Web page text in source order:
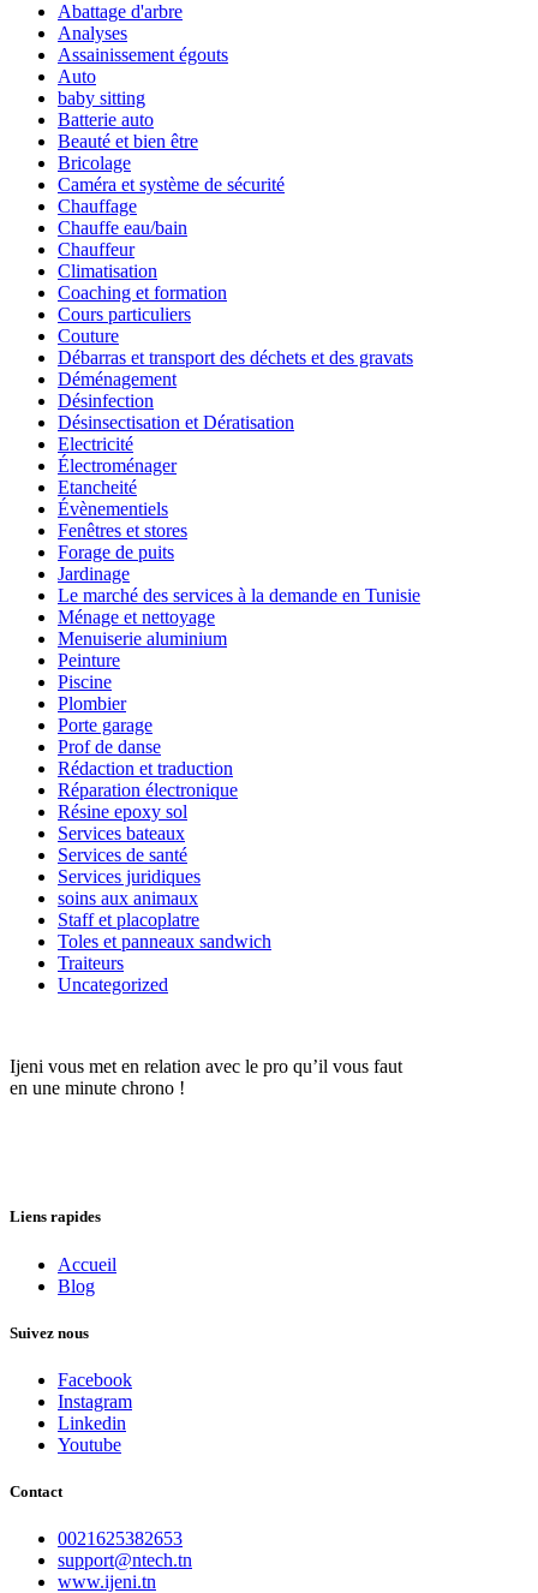
Abattage d'arbre
Analyses
Assainissement égouts
Auto
baby sitting
Batterie auto
Beauté et bien être
Bricolage
Caméra et système de sécurité
Chauffage
Chauffe eau/bain
Chauffeur
Climatisation
Coaching et formation
Cours particuliers
Couture
Débarras et transport des déchets et des gravats
Déménagement
Désinfection
Désinsectisation et Dératisation
Electricité
Électroménager
Etancheité
Évènementiels
Fenêtres et stores
Forage de puits
Jardinage
Le marché des services à la demande en Tunisie
Ménage et nettoyage
Menuiserie aluminium
Peinture
Piscine
Plombier
Porte garage
Prof de danse
Rédaction et traduction
Réparation électronique
Résine epoxy sol
Services bateaux
Services de santé
Services juridiques
soins aux animaux
Staff et placoplatre
Toles et panneaux sandwich
Traiteurs
Uncategorized
Ijeni vous met en relation avec le pro qu’il vous faut
en une minute chrono !
Liens rapides
Accueil
Blog
Suivez nous
Facebook
Instagram
Linkedin
Youtube
Contact
0021625382653
support@ntech.tn
www.ijeni.tn